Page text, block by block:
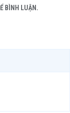
BÌNH LUẬN.